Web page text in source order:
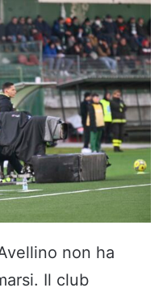
non ha
Il club